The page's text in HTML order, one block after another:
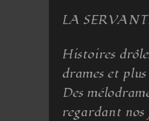
LA
Histoires
drames et plus
Des
regardant